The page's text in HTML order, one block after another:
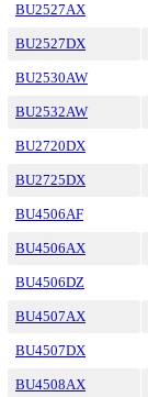
BU2527AX
BU2527DX
BU2530AW
BU2532AW
BU2720DX
BU2725DX
BU4506AF
BU4506AX
BU4506DZ
BU4507AX
BU4507DX
BU4508AX